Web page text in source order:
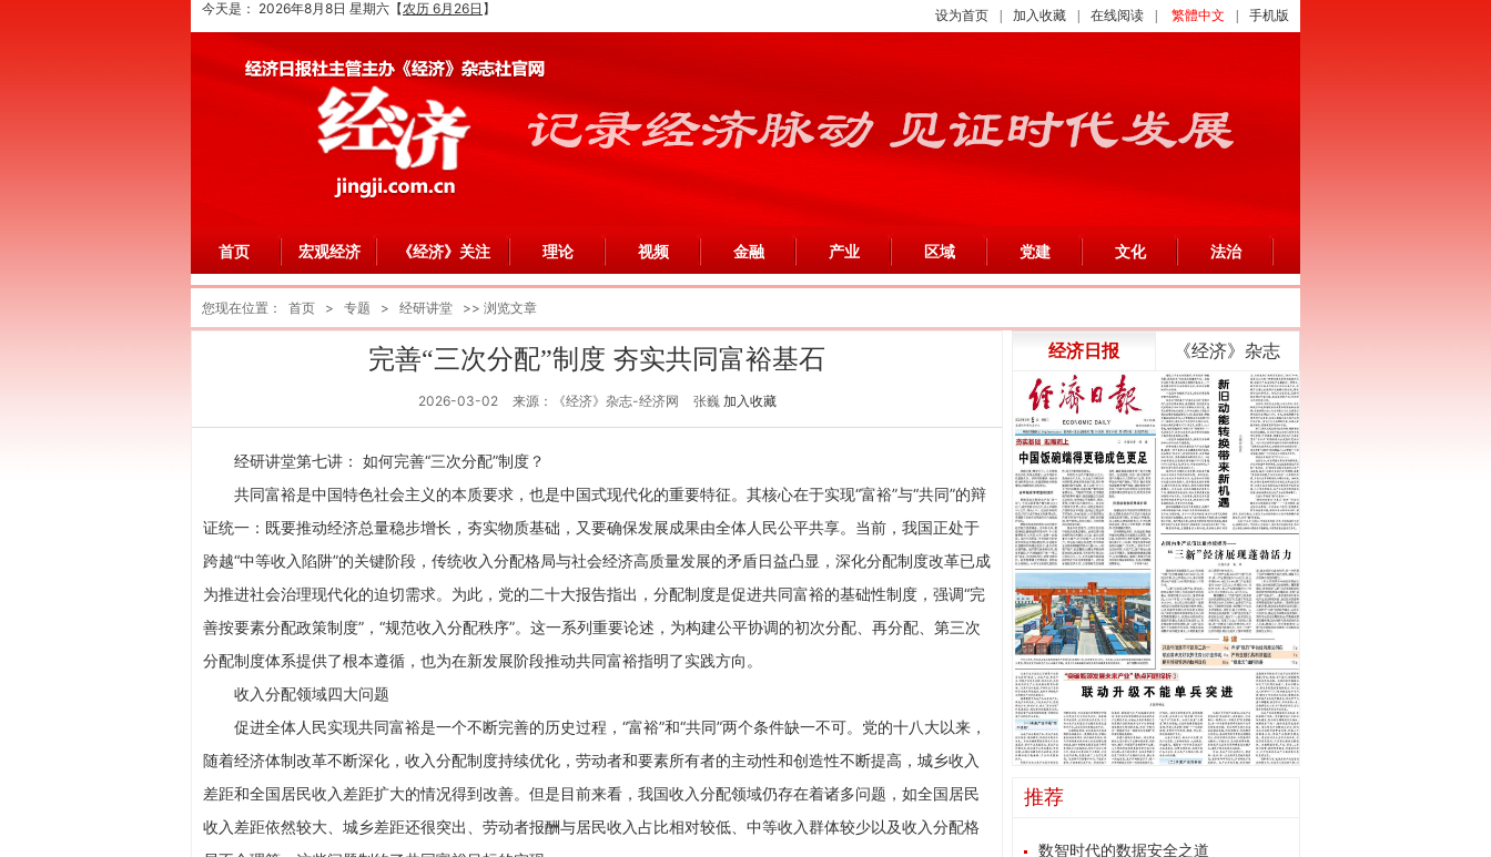
今天是： 2026年8月8日 星期六 【农历 6月26日 】 设为首页 加入收藏 在线阅读 繁體中文 手机版
首页 宏观经济 《经济》关注 理论 视频 金融 产业 区域 党建 文化 法治
您现在位置： 首页 > 专题 > 经研讲堂 >> 浏览文章
完善“三次分配”制度 夯实共同富裕基石
2026-03-02 来源：《经济》杂志-经济网 张巍 加入收藏
经研讲堂第七讲： 如何完善“三次分配”制度？
共同富裕是中国特色社会主义的本质要求，也是中国式现代化的重要特征。其核心在于实现“富裕”与“共同”的辩
证统一：既要推动经济总量稳步增长，夯实物质基础，又要确保发展成果由全体人民公平共享。当前，我国正处于
跨越“中等收入陷阱”的关键阶段，传统收入分配格局与社会经济高质量发展的矛盾日益凸显，深化分配制度改革已成
为推进社会治理现代化的迫切需求。为此，党的二十大报告指出，分配制度是促进共同富裕的基础性制度，强调“完
善按要素分配政策制度”，“规范收入分配秩序”。这一系列重要论述，为构建公平协调的初次分配、再分配、第三次
分配制度体系提供了根本遵循，也为在新发展阶段推动共同富裕指明了实践方向。
收入分配领域四大问题
促进全体人民实现共同富裕是一个不断完善的历史过程，“富裕”和“共同”两个条件缺一不可。党的十八大以来，
随着经济体制改革不断深化，收入分配制度持续优化，劳动者和要素所有者的主动性和创造性不断提高，城乡收入
差距和全国居民收入差距扩大的情况得到改善。但是目前来看，我国收入分配领域仍存在着诸多问题，如全国居民
收入差距依然较大、城乡差距还很突出、劳动者报酬与居民收入占比相对较低、中等收入群体较少以及收入分配格
经济日报 《经济》杂志
推荐
数智时代的数据安全之道